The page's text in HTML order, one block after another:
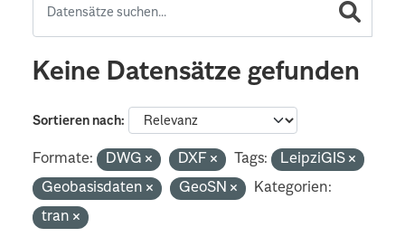
Keine Datensätze gefunden
Sortieren nach
Formate: DWG DXF Tags:
LeipziGIS
Geobasisdaten
GeoSN
Kategorien:
tran